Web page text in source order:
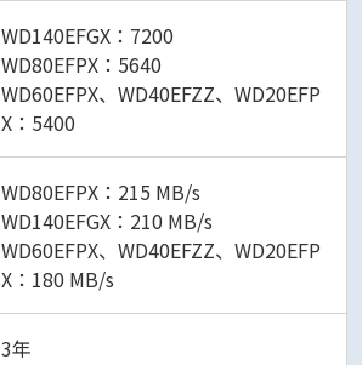
WD140EFGX：7200
WD80EFPX：5640
WD60EFPX、WD40EFZZ、WD20EFP
X：5400
WD80EFPX：215 MB/s
WD140EFGX：210 MB/s
WD60EFPX、WD40EFZZ、WD20EFP
X：180 MB/s
3年